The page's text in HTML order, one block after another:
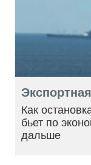
Как
бьет по
дальше